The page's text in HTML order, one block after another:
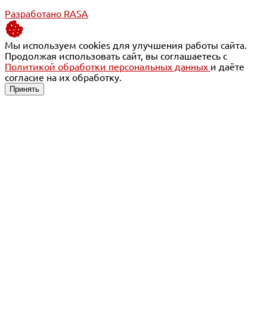
Разработано RASA
Мы используем cookies для улучшения работы сайта.
Продолжая использовать сайт, вы соглашаетесь с
Политикой обработки персональных данных и даёте
согласие на их обработку.
Принять